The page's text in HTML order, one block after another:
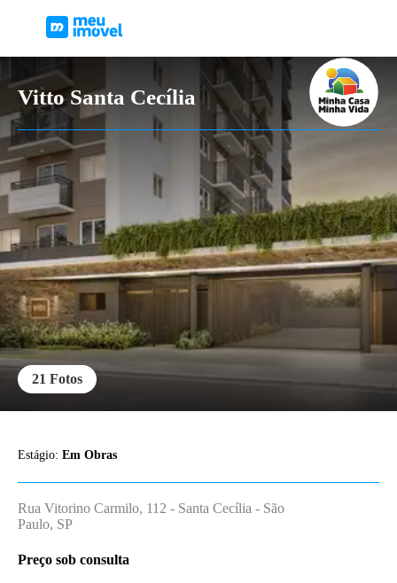
Vitto Santa Cecília
21 Fotos
Estágio: Em Obras
Rua Vitorino Carmilo, 112 - Santa Cecília - São
Paulo, SP
Preço sob consulta